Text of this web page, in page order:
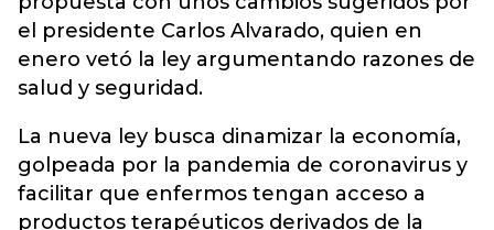
el presidente Carlos Alvarado, quien en
enero vetó la ley argumentando razones de
salud y seguridad.
La nueva ley busca dinamizar la economía,
golpeada por la pandemia de coronavirus y
facilitar que enfermos tengan acceso a
productos terapéuticos derivados de la